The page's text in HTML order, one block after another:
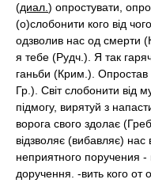
(диал. ) опростувати,
(о)слобонити кого від
одзволив нас од смерти
я тебе (Рудч.). Я так
ганьби (Крим.). Опростав
Гр.). Світ слобонити від
підмогу, вирятуй з
ворога свого здолає
відзволяє (вибавляє) нас
неприятного поручения -
доручення. -вить кого от